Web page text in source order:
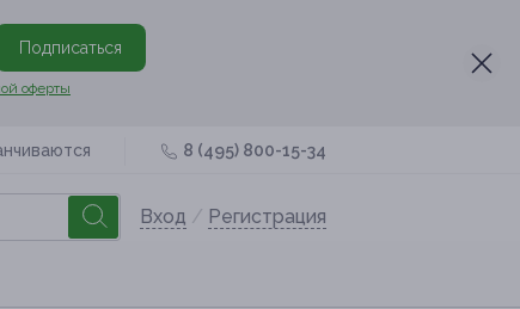
Подписаться
оферты
8 (495) 800-15-34
Вход / Регистрация